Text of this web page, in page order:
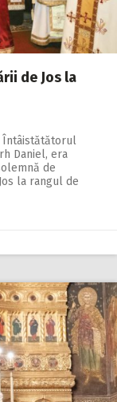
de Jos la
Întâistătătorul
Daniel, era
de
la rangul de